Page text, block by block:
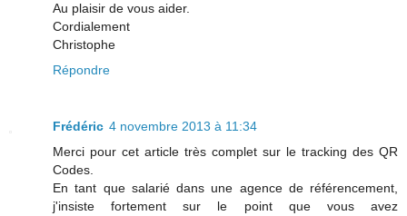
Au plaisir de vous aider.
Cordialement
Christophe
Répondre
Frédéric 4 novembre 2013 à 11:34
Merci pour cet article très complet sur le tracking des QR
Codes.
En tant que salarié dans une agence de référencement,
j'insiste fortement sur le point que vous avez